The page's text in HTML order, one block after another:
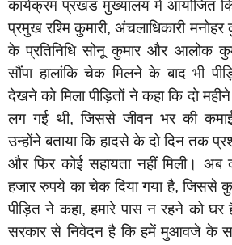
कार्यक्रम प्रखंड मुख्यालय में आयोजित
प्रमुख रश्मि कुमारी, अंचलाधिकारी मनोहर
के प्रतिनिधि सोनू कुमार और आलोक
सौंपा हालांकि चेक मिलने के बाद भी
देखने को मिला पीड़ितों ने कहा कि दो
लग गई थी, जिससे जीवन भर की
उन्होंने बताया कि हादसे के दो दिन तक
और फिर कोई सहायता नहीं मिली। अब
हजार रुपये का चेक दिया गया है, जिससे
पीड़ित ने कहा, हमारे पास न रहने को
सरकार से निवेदन है कि हमें मुआवजे के